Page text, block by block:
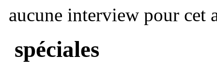
aucune interview pour cet
spéciales